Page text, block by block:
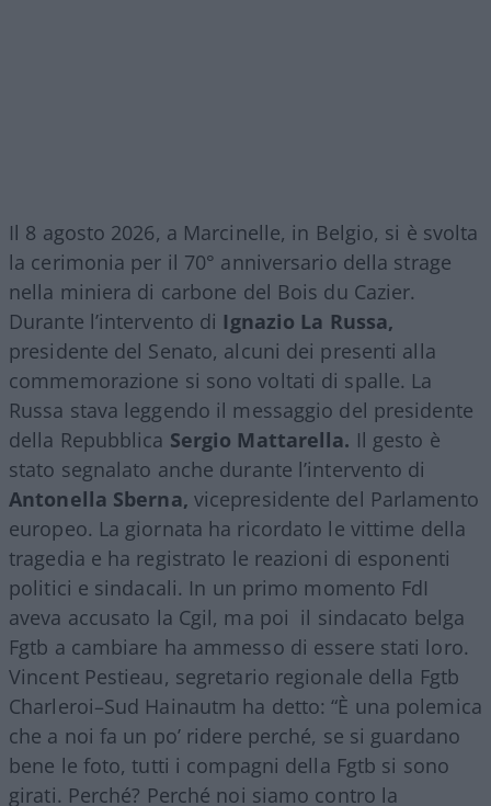
Il 8 agosto 2026, a Marcinelle, in Belgio, si è svolta
la cerimonia per il 70° anniversario della strage
nella miniera di carbone del Bois du Cazier.
Durante l’intervento di Ignazio La Russa,
presidente del Senato, alcuni dei presenti alla
commemorazione si sono voltati di spalle. La
Russa stava leggendo il messaggio del presidente
della Repubblica Sergio Mattarella. Il gesto è
stato segnalato anche durante l’intervento di
Antonella Sberna, vicepresidente del Parlamento
europeo. La giornata ha ricordato le vittime della
tragedia e ha registrato le reazioni di esponenti
politici e sindacali. In un primo momento FdI
aveva accusato la Cgil, ma poi il sindacato belga
Fgtb a cambiare ha ammesso di essere stati loro.
Vincent Pestieau, segretario regionale della Fgtb
Charleroi–Sud Hainautm ha detto: “È una polemica
che a noi fa un po’ ridere perché, se si guardano
bene le foto, tutti i compagni della Fgtb si sono
girati. Perché? Perché noi siamo contro la